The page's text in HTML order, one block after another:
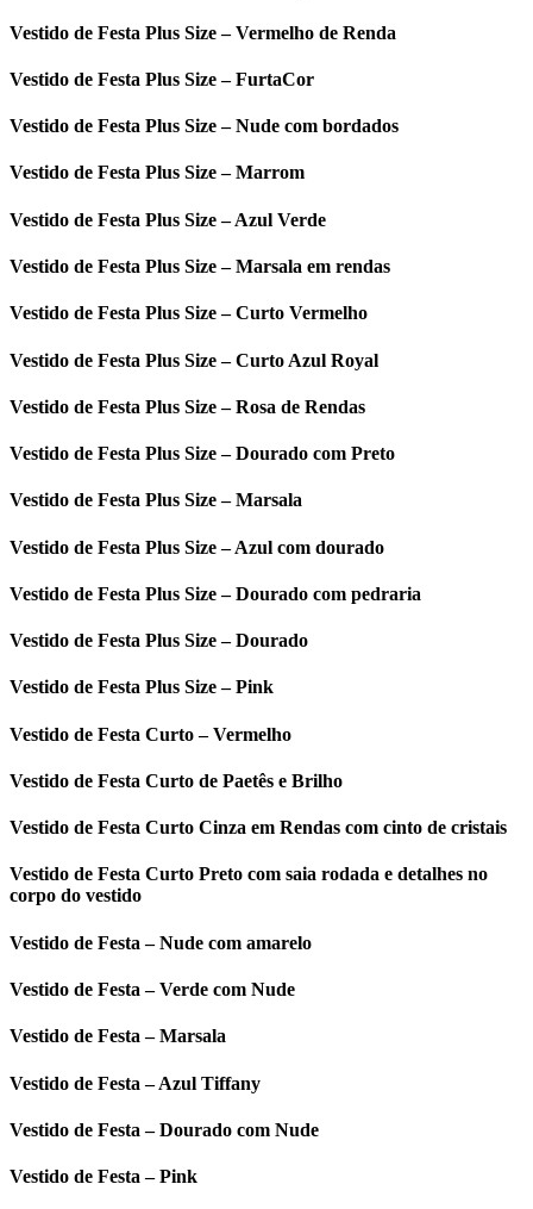
Vestido de Festa Plus Size – Vermelho de Renda
Vestido de Festa Plus Size – FurtaCor
Vestido de Festa Plus Size – Nude com bordados
Vestido de Festa Plus Size – Marrom
Vestido de Festa Plus Size – Azul Verde
Vestido de Festa Plus Size – Marsala em rendas
Vestido de Festa Plus Size – Curto Vermelho
Vestido de Festa Plus Size – Curto Azul Royal
Vestido de Festa Plus Size – Rosa de Rendas
Vestido de Festa Plus Size – Dourado com Preto
Vestido de Festa Plus Size – Marsala
Vestido de Festa Plus Size – Azul com dourado
Vestido de Festa Plus Size – Dourado com pedraria
Vestido de Festa Plus Size – Dourado
Vestido de Festa Plus Size – Pink
Vestido de Festa Curto – Vermelho
Vestido de Festa Curto de Paetês e Brilho
Vestido de Festa Curto Cinza em Rendas com cinto de cristais
Vestido de Festa Curto Preto com saia rodada e detalhes no
corpo do vestido
Vestido de Festa – Nude com amarelo
Vestido de Festa – Verde com Nude
Vestido de Festa – Marsala
Vestido de Festa – Azul Tiffany
Vestido de Festa – Dourado com Nude
Vestido de Festa – Pink